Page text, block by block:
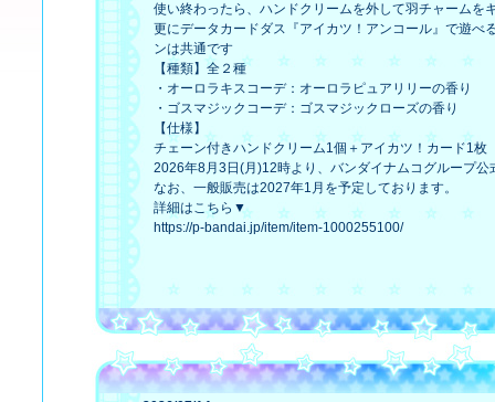
使い終わったら、ハンドクリームを外して羽チャームを
更にデータカードダス『アイカツ！アンコール』で遊
ンは共通です
【種類】全２種​
・オーロラキスコーデ：オーロラピュアリリーの香り​
・ゴスマジックコーデ：ゴスマジックローズの香り​
【仕様】
チェーン付きハンドクリーム1個＋アイカツ！カード1枚
2026年8月3日(月)12時より、バンダイナムコグループ
なお、一般販売は2027年1月を予定しております。
詳細はこちら▼
https://p-bandai.jp/item/item-1000255100/